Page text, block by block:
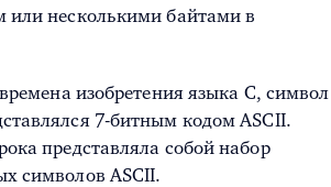
или несколькими байтами в
изобретения языка C, символ
7-битным кодом ASCII.
представляла собой набор
символов ASCII.